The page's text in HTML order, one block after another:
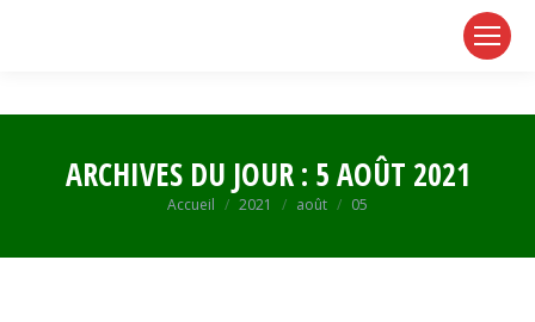
ARCHIVES DU JOUR : 5 AOÛT 2021
Vous êtes ici :
Accueil 2021 août 05